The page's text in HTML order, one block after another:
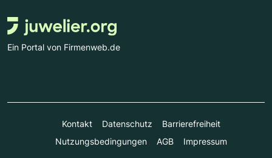
Ein Portal von Firmenweb.de
Kontakt Datenschutz
Barrierefreiheit
Nutzungsbedingungen
AGB Impressum